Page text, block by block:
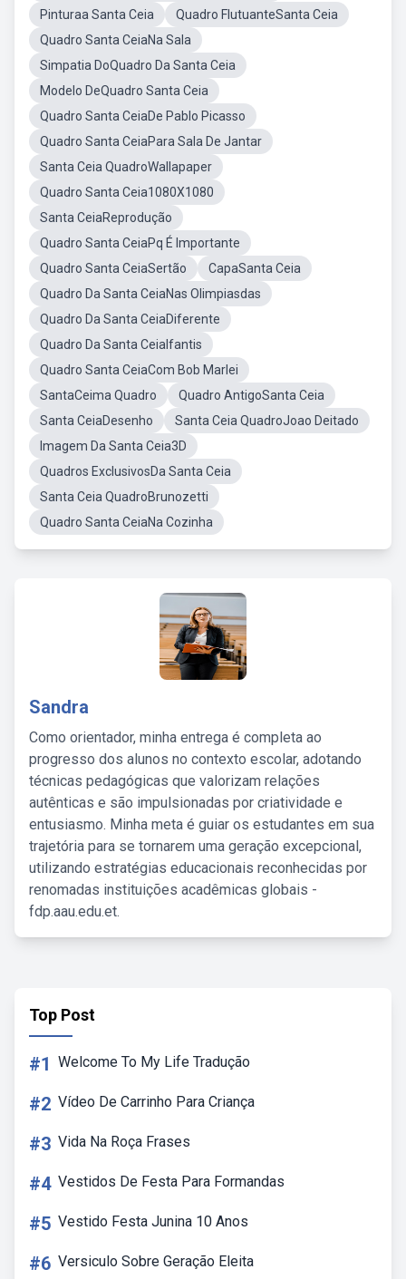
Pinturaa Santa Ceia
Quadro FlutuanteSanta Ceia
Quadro Santa CeiaNa Sala
Simpatia DoQuadro Da Santa Ceia
Modelo DeQuadro Santa Ceia
Quadro Santa CeiaDe Pablo Picasso
Quadro Santa CeiaPara Sala De Jantar
Santa Ceia QuadroWallapaper
Quadro Santa Ceia1080X1080
Santa CeiaReprodução
Quadro Santa CeiaPq É Importante
Quadro Santa CeiaSertão
CapaSanta Ceia
Quadro Da Santa CeiaNas Olimpiasdas
Quadro Da Santa CeiaDiferente
Quadro Da Santa CeiaIfantis
Quadro Santa CeiaCom Bob Marlei
SantaCeima Quadro
Quadro AntigoSanta Ceia
Santa CeiaDesenho
Santa Ceia QuadroJoao Deitado
Imagem Da Santa Ceia3D
Quadros ExclusivosDa Santa Ceia
Santa Ceia QuadroBrunozetti
Quadro Santa CeiaNa Cozinha
Sandra
Como orientador, minha entrega é completa ao
progresso dos alunos no contexto escolar, adotando
técnicas pedagógicas que valorizam relações
autênticas e são impulsionadas por criatividade e
entusiasmo. Minha meta é guiar os estudantes em sua
trajetória para se tornarem uma geração excepcional,
utilizando estratégias educacionais reconhecidas por
renomadas instituições acadêmicas globais -
fdp.aau.edu.et.
Top Post
#1 Welcome To My Life Tradução
#2 Vídeo De Carrinho Para Criança
#3 Vida Na Roça Frases
#4 Vestidos De Festa Para Formandas
#5 Vestido Festa Junina 10 Anos
#6 Versiculo Sobre Geração Eleita